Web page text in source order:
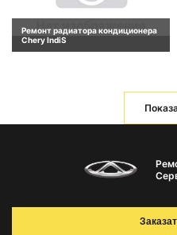
Ремонт радиатора кондиционера
Chery IndiS